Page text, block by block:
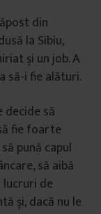
din
la Sibiu,
și un job. A
să-i fie alături.
decide să
fie foarte
pună capul
să aibă
lucruri de
și, dacă nu le